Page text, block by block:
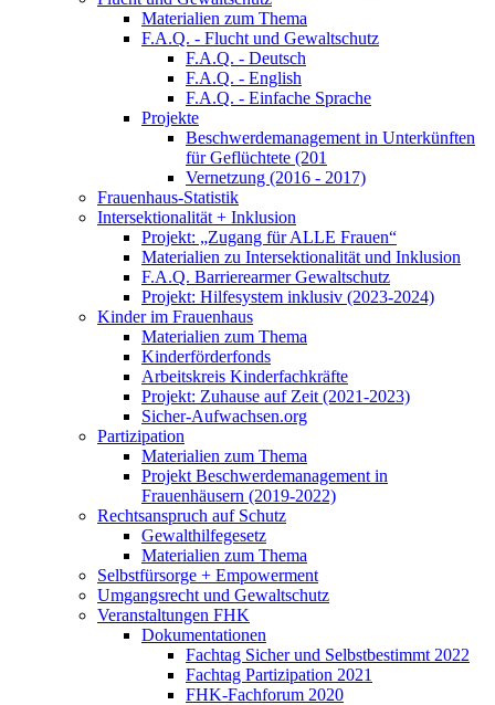
Materialien zum Thema
F.A.Q. - Flucht und Gewaltschutz
F.A.Q. - Deutsch
F.A.Q. - English
F.A.Q. - Einfache Sprache
Projekte
Beschwerdemanagement in Unterkünften
für Geflüchtete (201
Vernetzung (2016 - 2017)
Frauenhaus-Statistik
Intersektionalität + Inklusion
Projekt: „Zugang für ALLE Frauen“
Materialien zu Intersektionalität und Inklusion
F.A.Q. Barrierearmer Gewaltschutz
Projekt: Hilfesystem inklusiv (2023-2024)
Kinder im Frauenhaus
Materialien zum Thema
Kinderförderfonds
Arbeitskreis Kinderfachkräfte
Projekt: Zuhause auf Zeit (2021-2023)
Sicher-Aufwachsen.org
Partizipation
Materialien zum Thema
Projekt Beschwerdemanagement in
Frauenhäusern (2019-2022)
Rechtsanspruch auf Schutz
Gewalthilfegesetz
Materialien zum Thema
Selbstfürsorge + Empowerment
Umgangsrecht und Gewaltschutz
Veranstaltungen FHK
Dokumentationen
Fachtag Sicher und Selbstbestimmt 2022
Fachtag Partizipation 2021
FHK-Fachforum 2020